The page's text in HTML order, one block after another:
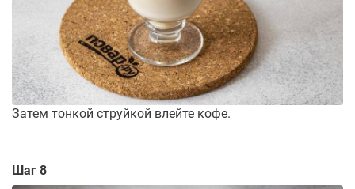
Затем тонкой струйкой влейте кофе.
Шаг 8